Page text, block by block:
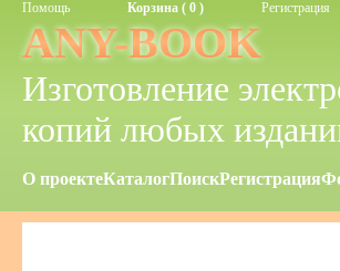
Помощь Корзина ( 0 ) Регистрация
ANY-BOOK
Изготовление
копий любых
О проектеКаталогПоискРегистрация